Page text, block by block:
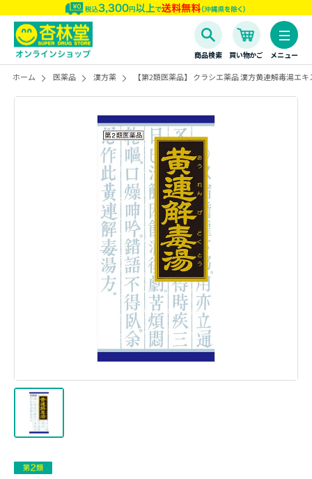
商品検索 買い物かご メニュー
ホーム 医薬品 漢方薬 【第2類医薬品】 クラシエ薬品 漢方黄連解毒湯エ